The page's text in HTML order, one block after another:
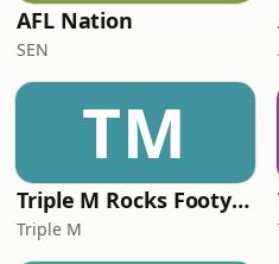
AFL Nation
SEN
TM
Triple M Rocks Footy NRL
Triple M